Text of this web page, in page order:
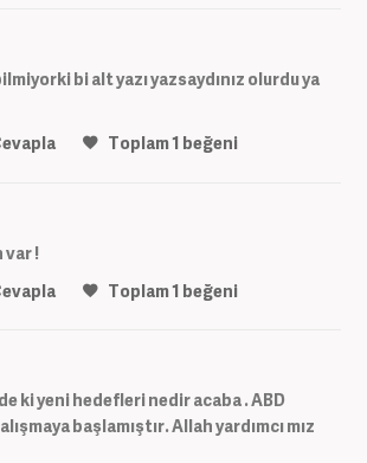
bi alt yazı yazsaydınız olurdu ya
Toplam1 beğeni
var !
Toplam1 beğeni
ki yeni hedefleri nedir acaba . ABD
başlamıştır. Allah yardımcı mız